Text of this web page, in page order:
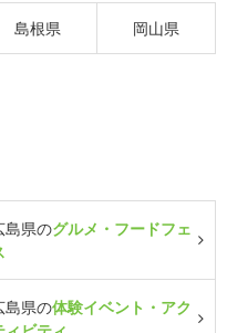
島根県 岡山県
島県のグルメ・フードフェ
島県の体験イベント・アク